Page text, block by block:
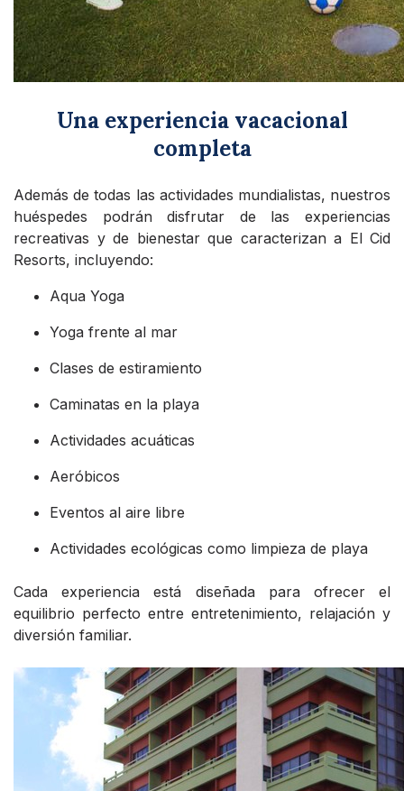
Una experiencia vacacional
completa
Además de todas las actividades mundialistas, nuestros
huéspedes podrán disfrutar de las experiencias
recreativas y de bienestar que caracterizan a El Cid
Resorts, incluyendo:
Aqua Yoga
Yoga frente al mar
Clases de estiramiento
Caminatas en la playa
Actividades acuáticas
Aeróbicos
Eventos al aire libre
Actividades ecológicas como limpieza de playa
Cada experiencia está diseñada para ofrecer el
equilibrio perfecto entre entretenimiento, relajación y
diversión familiar.